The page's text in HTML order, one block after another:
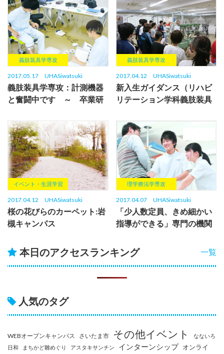
義肢装具学専攻
2017.05.17 UHASiwatsuki
義肢装具学専攻：計測機器
と奮闘中です ～ 卒業研
義肢装具学専攻
2017.04.12 UHASiwatsuki
新入生ガイダンス（リハビ
リテーション学科義肢装具
イベント・生涯学習
2017.04.12 UHASiwatsuki
桜の花びらのカーペット:岩
槻キャンパス
理学療法学専攻
2017.04.07 UHASiwatsuki
「少人数定員、きめ細かい
指導ができる」専門の機関
一覧
本日のアクセスランキング
人気のタグ
WEBオープンキャンパス さいたま市 その他イベント
なないろ
日和
まちかど雛めぐり アスタキサンチン インターンシップ オンライ